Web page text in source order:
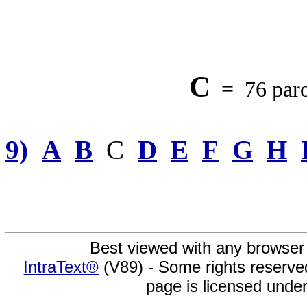
C = 76
9) A B C D E F G H
Best viewed with any
IntraText® (V89) - Some rights
page is licensed